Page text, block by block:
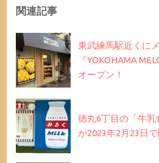
関連記事
東武練馬駅近くに
『YOKOHAMA
オープン！
徳丸6丁目の「牛乳
が2023年2月23日で